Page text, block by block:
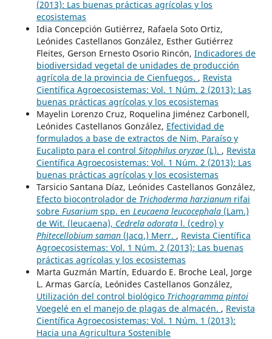
(2013): Las buenas prácticas agrícolas y los
ecosistemas
Idia Concepción Gutiérrez, Rafaela Soto Ortiz,
Leónides Castellanos González, Esther Gutiérrez
Fleites, Gerson Ernesto Osorio Rincón, Indicadores de
biodiversidad vegetal de unidades de producción
agrícola de la provincia de Cienfuegos. , Revista
Científica Agroecosistemas: Vol. 1 Núm. 2 (2013): Las
buenas prácticas agrícolas y los ecosistemas
Mayelin Lorenzo Cruz, Roquelina Jiménez Carbonell,
Leónides Castellanos González, Efectividad de
formulados a base de extractos de Nim, Paraíso y
Eucalipto para el control Sitophilus oryzae(L). , Revista
Científica Agroecosistemas: Vol. 1 Núm. 2 (2013): Las
buenas prácticas agrícolas y los ecosistemas
Tarsicio Santana Díaz, Leónides Castellanos González,
Efecto biocontrolador de Trichoderma harzianumrifai
sobre Fusariumspp. en Leucaena leucocephala(Lam.)
de Wit. (leucaena), Cedrela odoratal. (cedro) y
Phitecellobium saman(Jacq.) Merr. , Revista Científica
Agroecosistemas: Vol. 1 Núm. 2 (2013): Las buenas
prácticas agrícolas y los ecosistemas
Marta Guzmán Martín, Eduardo E. Broche Leal, Jorge
L. Armas García, Leónides Castellanos González,
Utilización del control biológico Trichogramma pintoi
Voegelé en el manejo de plagas de almacén. , Revista
Científica Agroecosistemas: Vol. 1 Núm. 1 (2013):
Hacia una Agricultura Sostenible